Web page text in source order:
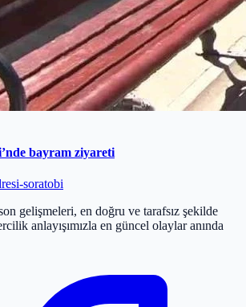
bayram ziyareti
gelişmeleri, en doğru ve tarafsız şekilde
anlayışımızla en güncel olaylar anında